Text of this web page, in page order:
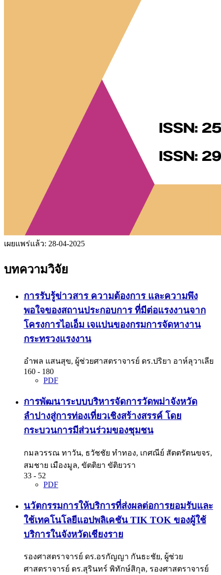
เผยแพร่แล้ว: 28-04-2025
บทความวิจัย
การรับรู้ข่าวสาร ความต้องการ และความพึง
พอใจของสถานประกอบการ ที่มีต่อแรงงานจาก
โครงการไอเอ็ม เจแปนของกรมการจัดหางาน
กระทรวงแรงงาน
อำพล แสนสุข, ผู้ช่วยศาสตราจารย์ ดร.ปริยา อาห์ลุวาเลีย
160 - 180
PDF
การพัฒนาระบบบริหารจัดการวัดพม่าจังหวัด
ลำปางสู่การท่องเที่ยวเชิงสร้างสรรค์ โดย
กระบวนการมีส่วนร่วมของชุมชน
กมลวรรณ ทาวัน, ธวัชชัย ทำทอง, เกศณีย์ สัตตรัตนขจร,
สมชาย เมืองมูล, ขัตติยา ขัติยวรา
33 - 52
PDF
นวัตกรรมการให้บริการที่ส่งผลต่อการยอมรับและ
ใช้เทคโนโลยีแอปพลิเคชัน TIK TOK ของผู้ใช้
บริการในจังหวัดเชียงราย
รองศาสตราจารย์ ดร.อรกัญญา กันธะชัย, ผู้ช่วย
ศาสตราจารย์ ดร.สุรินทร์ พิทักษ์สิกุล, รองศาสตราจารย์